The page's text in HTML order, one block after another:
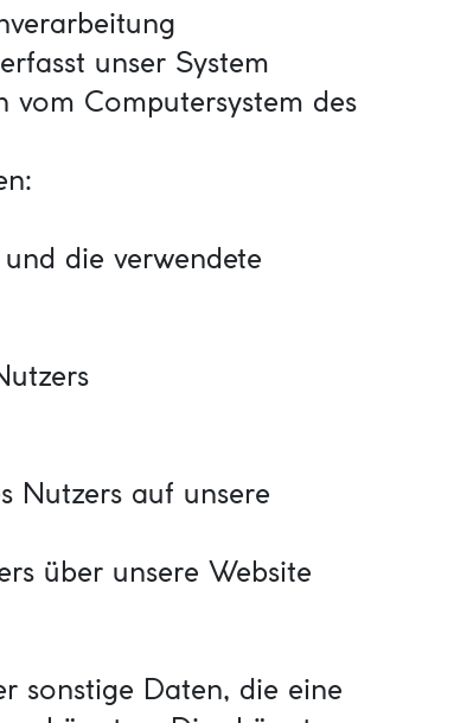
unser System
Computersystem des
die verwendete
Nutzers auf unsere
über unsere Website
sonstige Daten, die eine